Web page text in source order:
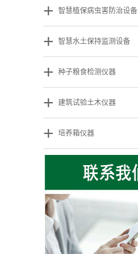
+ 智慧植保病虫害防治设备
+ 智慧水土保持监测设备
+ 种子粮食检测仪器
+ 建筑试验土木仪器
+ 培养箱仪器